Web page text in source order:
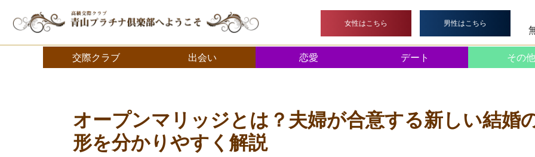
女性はこちら 男性はこちら
交際クラブ・デートクラブ 青山プラチナ倶楽部へようこそ > オープンマリッジとは？夫婦が合意する新しい結
交際クラブ 出会い 恋愛 デート その他
オープンマリッジとは？夫婦が合意する新しい結婚
形を分かりやすく解説